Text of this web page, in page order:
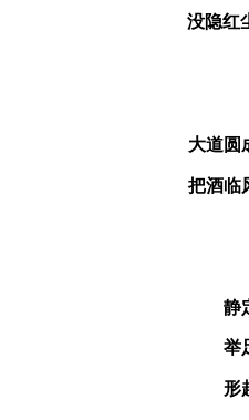
没隐红
大道圆
把酒临
静
举
形